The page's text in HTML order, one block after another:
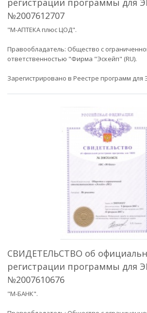
регистрации программы для
№2007612707
"М-АПТЕКА плюс ЦОД".
Правообладатель: Общество с
ответственностью "Фирма "Эскейп" (RU).
Зарегистрировано в Реестре программ для
СВИДЕТЕЛЬСТВО об
регистрации программы для
№2007610676
"М-БАНК".